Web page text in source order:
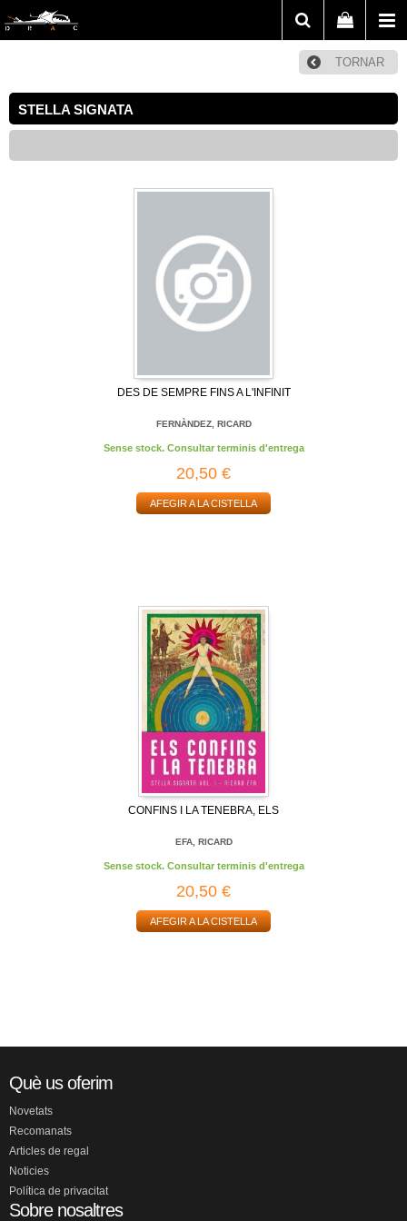
TORNAR
STELLA SIGNATA
DES DE SEMPRE FINS A L'INFINIT
FERNÀNDEZ, RICARD
Sense stock. Consultar terminis d'entrega
20,50 €
AFEGIR A LA CISTELLA
CONFINS I LA TENEBRA, ELS
EFA, RICARD
Sense stock. Consultar terminis d'entrega
20,50 €
AFEGIR A LA CISTELLA
Què us oferim
Novetats
Recomanats
Articles de regal
Noticies
Política de privacitat
Sobre nosaltres